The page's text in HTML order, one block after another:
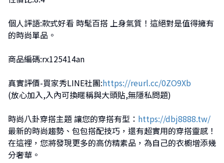
個人評語:款式好看 時髦百搭 上身氣質！這絕對是值得擁有
的時尚單品。
商品編碼:rx125414an
真實評價-買家秀LINE社團:https://reurl.cc/0ZO9Xb
(放心加入,入內可換暱稱與大頭貼,無隱私問題)
時尚八卦穿搭主題 讓您的穿搭有型： https://dbj8888.tw/
最新的時尚趨勢、包包搭配技巧，還有超實用的穿搭靈感！
在這裡，您將發現更多的高仿精素品，為自己的衣櫥增添幾
分奢華。